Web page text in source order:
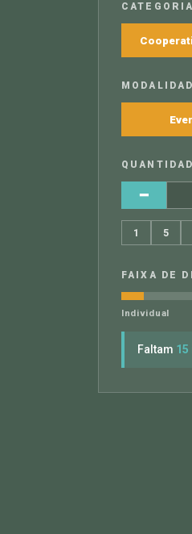
CATEGORIA
−
1 5
FAIXA DE
Individual
Faltam